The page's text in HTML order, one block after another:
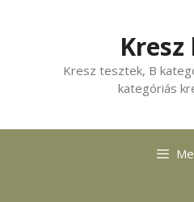
Kresz tesztek, B
kategóriás